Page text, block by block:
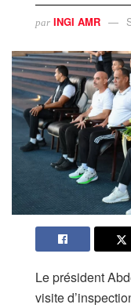
par INGI AMR
Le président
visite